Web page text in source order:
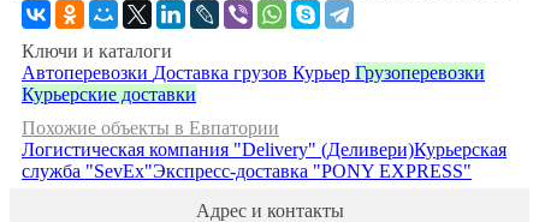
Ключи и каталоги
Автоперевозки Доставка грузов Курьер Грузоперевозки
Курьерские доставки
Похожие объекты в Евпатории
Логистическая компания "Delivery" (Деливери)Курьерская
служба "SevEx"Экспресс-доставка "PONY EXPRESS"
Адрес и контакты